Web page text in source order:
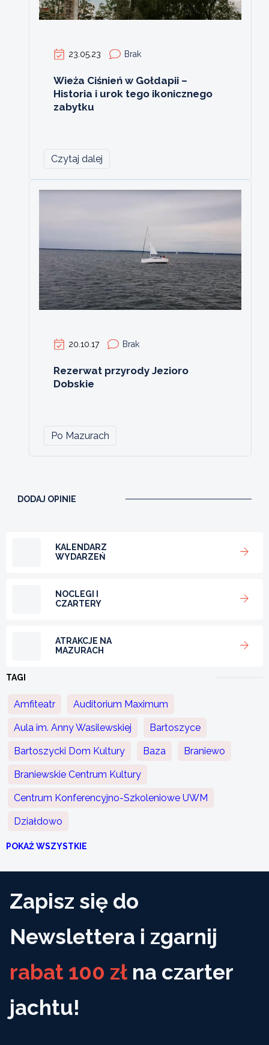
23.05.23 Brak
Wieża Ciśnień w Gołdapii –
Historia i urok tego ikonicznego
zabytku
Czytaj dalej
20.10.17 Brak
Rezerwat przyrody Jezioro
Dobskie
Po Mazurach
DODAJ OPINIE
KALENDARZ
WYDARZEŃ
NOCLEGI I
CZARTERY
ATRAKCJE NA
MAZURACH
TAGI
Amfiteatr Auditorium Maximum
Aula im. Anny Wasilewskiej Bartoszyce
Bartoszycki Dom Kultury Baza Braniewo
Braniewskie Centrum Kultury
Centrum Konferencyjno-Szkoleniowe UWM
Działdowo
POKAŻ WSZYSTKIE
Zapisz się do
Newslettera i zgarnij
rabat 100 zł na czarter
jachtu!